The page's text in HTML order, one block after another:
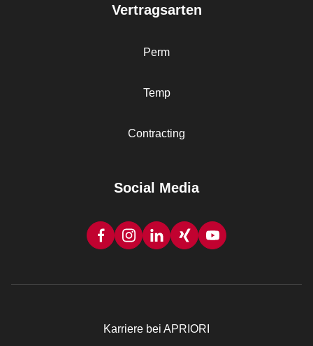
Vertragsarten
Perm
Temp
Contracting
Social Media
Karriere bei APRIORI